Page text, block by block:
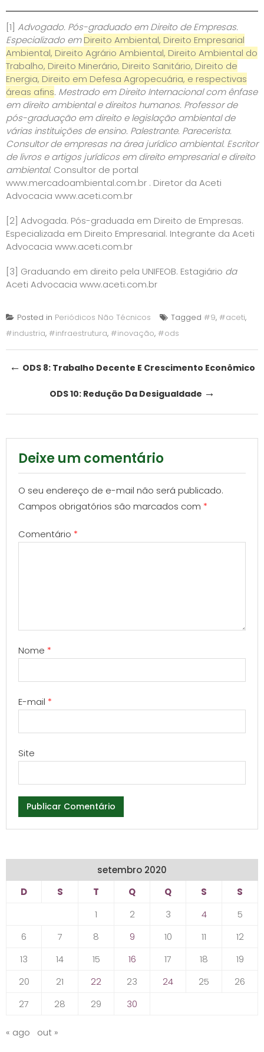
[1] Advogado. Pós-graduado em Direito de Empresas.
Especializado emDireito Ambiental, Direito Empresarial
Ambiental, Direito Agrário Ambiental, Direito Ambiental do
Trabalho, Direito Minerário, Direito Sanitário, Direito de
Energia, Direito em Defesa Agropecuária, e respectivas
áreas afins. Mestrado em Direito Internacional com ênfase
em direito ambiental e direitos humanos. Professor de
pós-graduação em direito e legislação ambiental de
várias instituições de ensino. Palestrante. Parecerista.
Consultor de empresas na área jurídico ambiental. Escritor
de livros e artigos jurídicos em direito empresarial e direito
ambiental. Consultor de portal
www.mercadoambiental.com.br . Diretor da Aceti
Advocacia www.aceti.com.br
[2] Advogada. Pós-graduada em Direito de Empresas.
Especializada em Direito Empresarial. Integrante da Aceti
Advocacia www.aceti.com.br
[3] Graduando em direito pela UNIFEOB. Estagiário da
Aceti Advocacia www.aceti.com.br
Posted in Periódicos Não Técnicos Tagged #9, #aceti,
#industria, #infraestrutura, #inovação, #ods
Post
navigation
← ODS 8: Trabalho Decente E Crescimento Econômico
ODS 10: Redução Da Desigualdade →
Deixe um comentário
O seu endereço de e-mail não será publicado.
Campos obrigatórios são marcados com *
Comentário *
Nome *
E-mail *
Site
setembro 2020
D
S T Q Q S
S
1
2 3 4
5
6
7 8 9 10 11
12
13
14 15 16 17 18
19
20
21 22 23 24 25
26
27
28 29 30
« ago out »